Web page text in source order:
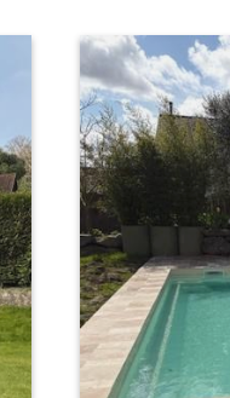
Notre